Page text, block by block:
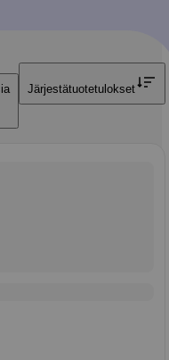
Järjestätuotetulokset